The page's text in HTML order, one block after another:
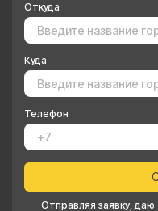
Откуда
Куда
Телефон
Отправляя заявку, даю